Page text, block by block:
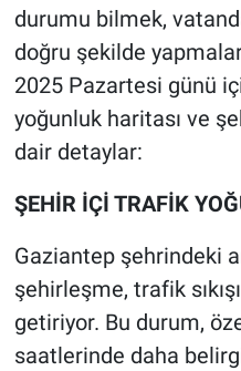
durumu bilmek,
doğru şekilde
2025 Pazartesi günü
yoğunluk haritası ve
dair detaylar:
ŞEHİR İÇİ TRAFİK
Gaziantep şehrindeki
şehirleşme, trafik
getiriyor. Bu durum,
saatlerinde daha